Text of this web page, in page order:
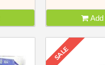
Add
SALE